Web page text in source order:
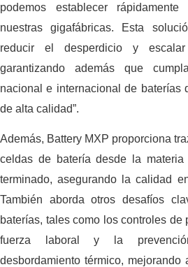
podemos establecer
nuestras gigafábricas. Esta
reducir el desperdicio y escalar
garantizando además que
nacional e internacional de baterías
de alta calidad”.
Además, Battery MXP proporciona
celdas de batería desde la
terminado, asegurando la calidad
También aborda otros desafíos
baterías, tales como los controles de
fuerza laboral y la
desbordamiento térmico,